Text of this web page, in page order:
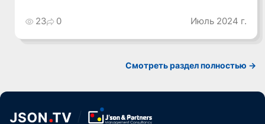
23 0 Июль 2024 г.
Смотреть раздел полностью ->